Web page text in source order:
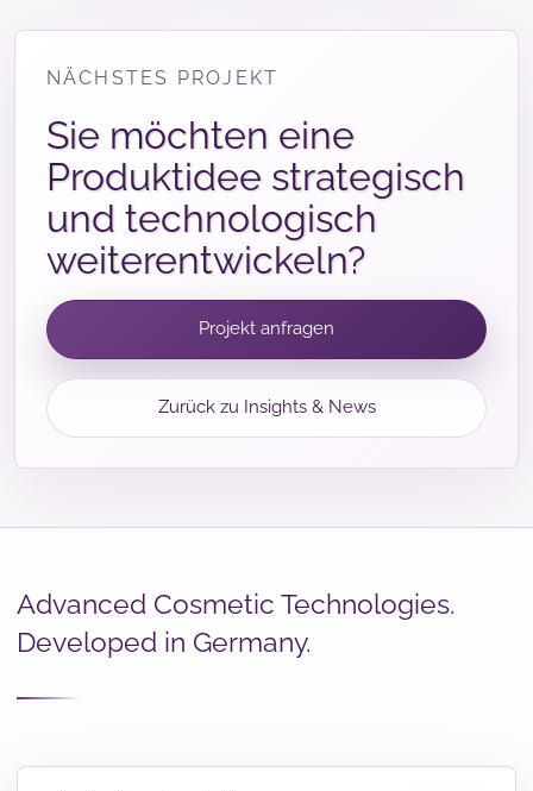
NÄCHSTES PROJEKT
Sie möchten eine
Produktidee strategisch
und technologisch
weiterentwickeln?
Projekt anfragen
Zurück zu Insights & News
Advanced Cosmetic Technologies.
Developed in Germany.